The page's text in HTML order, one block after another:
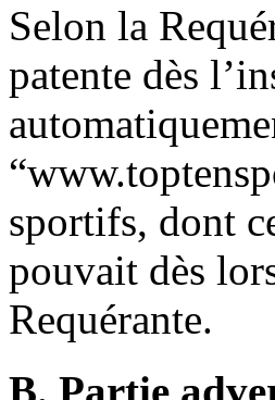
Selon la
patente dès
sportifs, dont
pouvait dès
Requérante.